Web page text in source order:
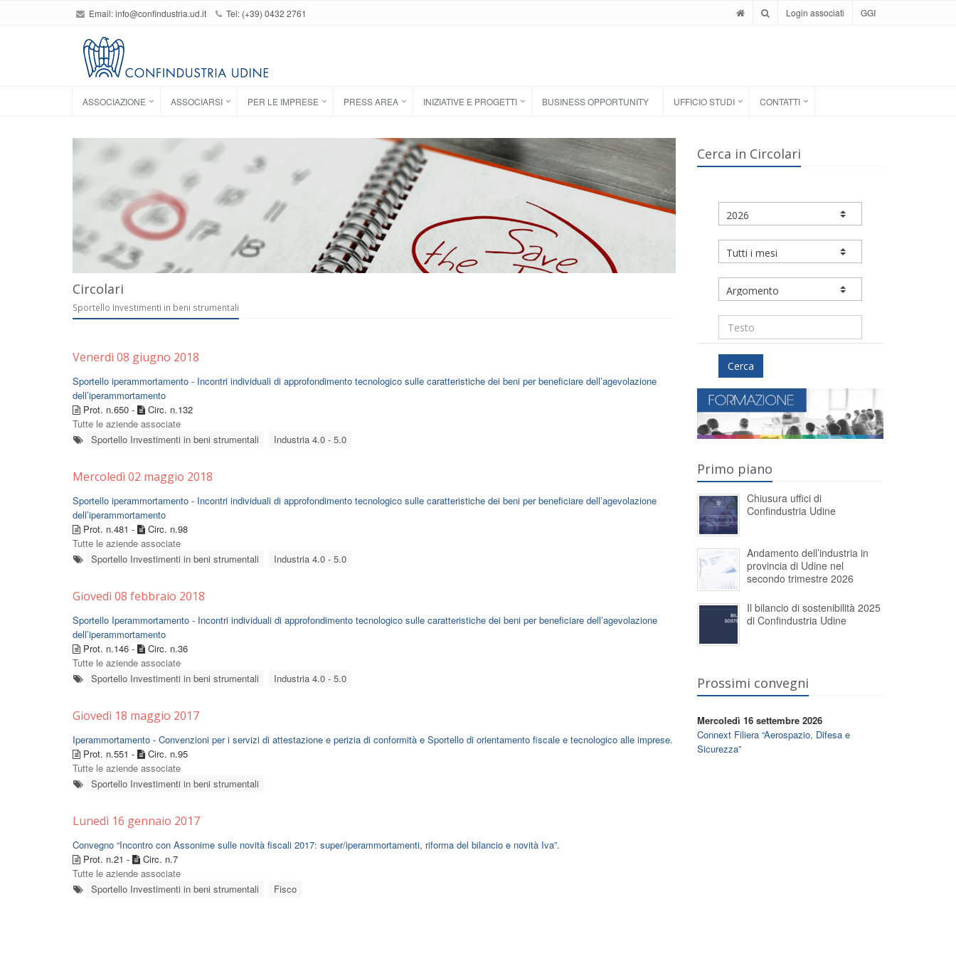
Email:info@confindustria.ud.it Tel: (+39) 0432 2761 Login associati GGI
ASSOCIAZIONE ASSOCIARSI PER LE IMPRESE PRESS AREA INIZIATIVE E PROGETTI BUSINESS OPPORTUNITY UFFICIO STUDI CONTATTI
Circolari
Sportello Investimenti in beni strumentali
Venerdì 08 giugno 2018
Sportello iperammortamento - Incontri individuali di approfondimento tecnologico sulle caratteristiche dei beni per beneficiare dell’agevolazione
dell’iperammortamento
Prot. n.650 -
Circ. n.132
Tutte le aziende associate
Sportello Investimenti in beni strumentali
Industria 4.0 - 5.0
Mercoledì 02 maggio 2018
Sportello iperammortamento - Incontri individuali di approfondimento tecnologico sulle caratteristiche dei beni per beneficiare dell’agevolazione
dell’iperammortamento
Prot. n.481 -
Circ. n.98
Tutte le aziende associate
Sportello Investimenti in beni strumentali
Industria 4.0 - 5.0
Giovedì 08 febbraio 2018
Sportello Iperammortamento - Incontri individuali di approfondimento tecnologico sulle caratteristiche dei beni per beneficiare dell’agevolazione
dell’iperammortamento
Prot. n.146 -
Circ. n.36
Tutte le aziende associate
Sportello Investimenti in beni strumentali
Industria 4.0 - 5.0
Giovedì 18 maggio 2017
Iperammortamento - Convenzioni per i servizi di attestazione e perizia di conformità e Sportello di orientamento fiscale e tecnologico alle imprese.
Prot. n.551 -
Circ. n.95
Tutte le aziende associate
Sportello Investimenti in beni strumentali
Lunedì 16 gennaio 2017
Convegno “Incontro con Assonime sulle novità fiscali 2017: super/iperammortamenti, riforma del bilancio e novità Iva”.
Prot. n.21 -
Circ. n.7
Tutte le aziende associate
Sportello Investimenti in beni strumentali
Fisco
Cerca in Circolari
Cerca
Primo piano
Chiusura uffici di
Confindustria Udine
Andamento dell’industria in
provincia di Udine nel
secondo trimestre 2026
Il bilancio di sostenibilità 2025
di Confindustria Udine
Prossimi convegni
Mercoledì 16 settembre 2026
Connext Filiera “Aerospazio, Difesa e
Sicurezza”